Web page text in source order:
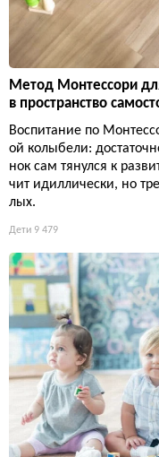
Метод Монтессори
в пространство
Воспитание по
ой колыбели:
нок сам тянулся к
чит идиллически, но
лых.
Дети 9 479